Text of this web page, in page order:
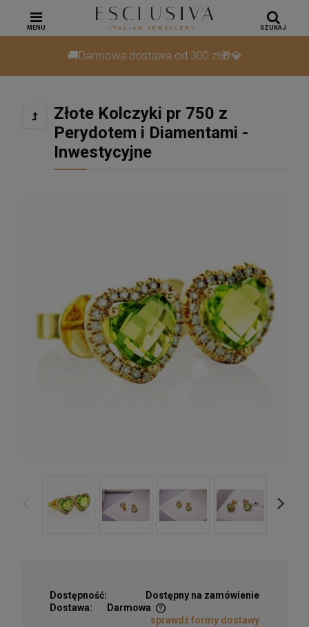
🚚Darmowa dostawa od 300 zł🎁💎
MENU SZUKAJ
Złote Kolczyki pr 750 z
Perydotem i Diamentami -
Inwestycyjne
Dostępność:
Dostępny na zamówienie
Dostawa:
Darmowa
Cena nie zawiera ewentualnych kosztów płatności
sprawdź formy dostawy